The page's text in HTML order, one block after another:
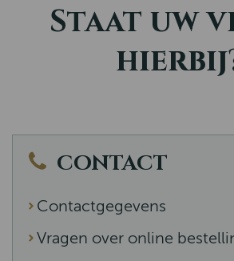
Staat uw
CONTACT
Contactgegevens
Vragen over online